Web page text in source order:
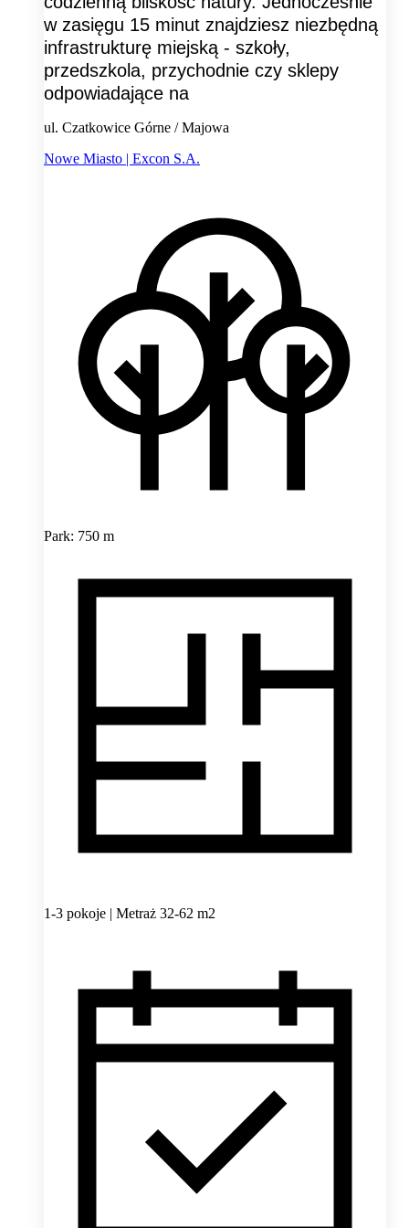
w zasięgu 15 minut znajdziesz niezbędną
infrastrukturę miejską - szkoły,
przedszkola, przychodnie czy sklepy
odpowiadające na
ul. Czatkowice Górne / Majowa
Nowe Miasto | Excon S.A.
Park: 750 m
1-3 pokoje | Metraż 32-62 m2